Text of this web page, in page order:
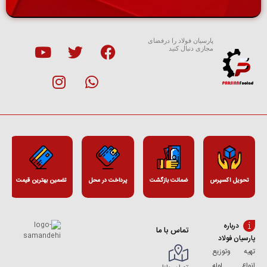
پارسیان فولاد را درفضای
مجازی دنبال کنید
تحویل اکسپرس ضمانت بازگشت پرداخت در محل تضمین بهترین قیمت
درباره
پارسیان فولاد
تهیه وتوزیع
تماس با ما